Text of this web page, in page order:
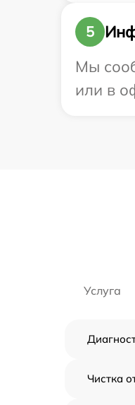
5
Мы
или в
Услуга
Чистка